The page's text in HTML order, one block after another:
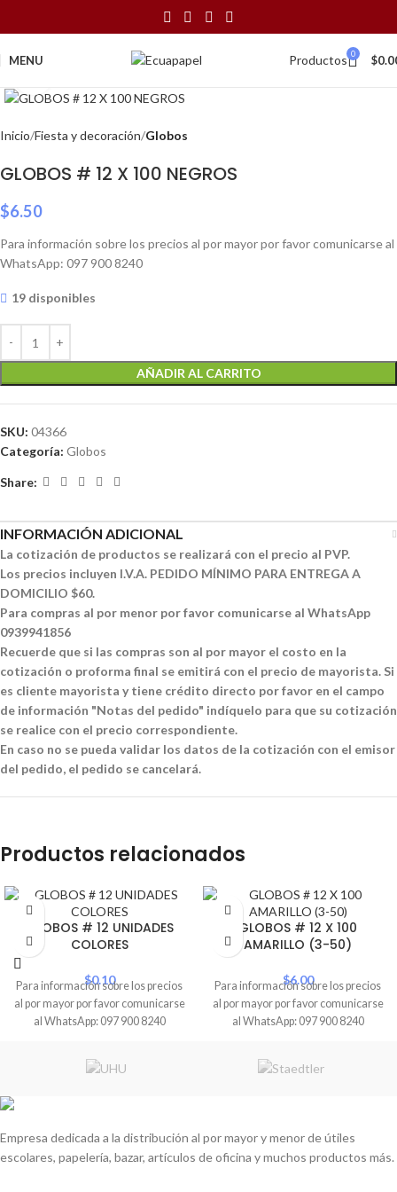
MENU Productos 0 $
Inicio Fiesta y decoración Globos
GLOBOS # 12 X 100 NEGROS
$6.50
Para información sobre los precios al por mayor por favor comunicarse al
WhatsApp: 097 900 8240
19 disponibles
AÑADIR AL CARRITO
SKU: 04366
Categoría: Globos
Share:
INFORMACIÓN ADICIONAL
La cotización de productos se realizará con el precio al PVP.
Los precios incluyen I.V.A. PEDIDO MÍNIMO PARA ENTREGA A
DOMICILIO $60.
Para compras al por menor por favor comunicarse al WhatsApp
0939941856
Recuerde que si las compras son al por mayor el costo en la
cotización o proforma final se emitirá con el precio de mayorista. Si
es cliente mayorista y tiene crédito directo por favor en el campo
de información "Notas del pedido" indíquelo para que su cotización
se realice con el precio correspondiente.
En caso no se pueda validar los datos de la cotización con el emisor
del pedido, el pedido se cancelará.
Productos relacionados
GLOBOS # 12 UNIDADES
COLORES
$0.10
Para información sobre los precios
al por mayor por favor comunicarse
al WhatsApp: 097 900 8240
GLOBOS # 12 X 100
AMARILLO (3-50)
$6.00
Para información sobre los precios
al por mayor por favor comunicarse
al WhatsApp: 097 900 8240
Empresa dedicada a la distribución al por mayor y menor de útiles
escolares, papelería, bazar, artículos de oficina y muchos productos más.